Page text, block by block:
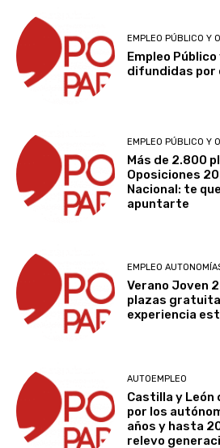
EMPLEO PÚBLICO Y
Empleo
difundidas por
EMPLEO PÚBLICO Y
Más de 2.800
Oposiciones
Nacional: te
apuntarte
EMPLEO
Verano Joven
plazas
experiencia
AUTOEMPLEO
Castilla y León
por los
años y hasta
relevo